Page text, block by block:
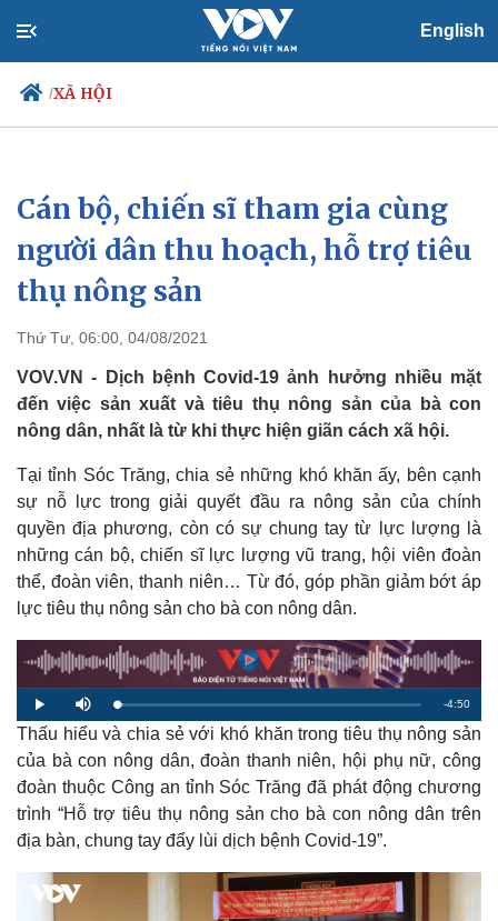
English
/XÃ HỘI
Chính trị
Tổ chức nhân sự
Quốc hội
Nhận diện sự thật
Xã hội
Tin 24h
Dự báo thời tiết
Cán bộ, chiến sĩ tham gia cùng
người dân thu hoạch, hỗ trợ tiêu
thụ nông sản
Thứ Tư, 06:00, 04/08/2021
VOV.VN - Dịch bệnh Covid-19 ảnh hưởng nhiều mặt
đến việc sản xuất và tiêu thụ nông sản của bà con
nông dân, nhất là từ khi thực hiện giãn cách xã hội.
Tại tỉnh Sóc Trăng, chia sẻ những khó khăn ấy, bên cạnh
sự nỗ lực trong giải quyết đầu ra nông sản của chính
quyền địa phương, còn có sự chung tay từ lực lượng là
những cán bộ, chiến sĩ lực lượng vũ trang, hội viên đoàn
thể, đoàn viên, thanh niên… Từ đó, góp phần giảm bớt áp
lực tiêu thụ nông sản cho bà con nông dân.
P
l
a
y
M
u
t
e
L
o
a
d
e
d
2
.
1
2
R
e
n
-4:50
Thấu hiểu và chia sẻ với khó khăn trong tiêu thụ nông sản
của bà con nông dân, đoàn thanh niên, hội phụ nữ, công
đoàn thuộc Công an tỉnh Sóc Trăng đã phát động chương
trình “Hỗ trợ tiêu thụ nông sản cho bà con nông dân trên
địa bàn, chung tay đẩy lùi dịch bệnh Covid-19”.